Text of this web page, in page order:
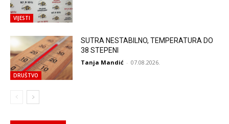
VIJESTI
DRUŠTVO
SUTRA NESTABILNO, TEMPERATURA DO
38 STEPENI
Tanja Mandić - 07.08.2026.